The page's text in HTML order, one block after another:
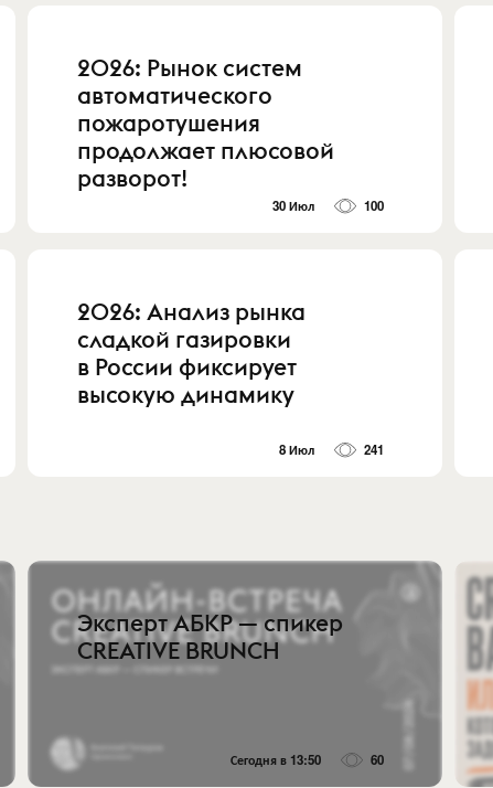
2026: Рынок систем
автоматического
пожаротушения
продолжает плюсовой
разворот!
30 Июл 100
2026: Анализ рынка
сладкой газировки
в России фиксирует
высокую динамику
8 Июл 241
Эксперт АБКР — спикер
CREATIVE BRUNCH
Сегодня в 13:50 60